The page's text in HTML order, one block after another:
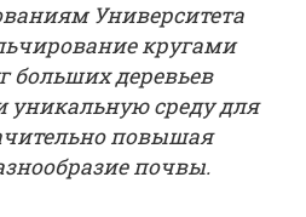
Университета
кругами
больших деревьев
уникальную среду для
повышая
почвы.